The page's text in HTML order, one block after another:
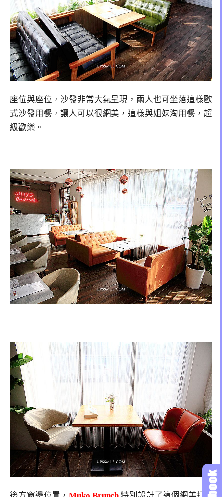
座位與座位，沙發非常大氣呈現，兩人也可坐落這樣歐
式沙發用餐，讓人可以很網美，這樣與姐妹淘用餐，超
級歡樂。